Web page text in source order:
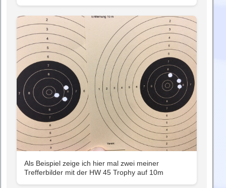
Als Beispiel zeige ich hier mal zwei meiner
Trefferbilder mit der HW 45 Trophy auf 10m